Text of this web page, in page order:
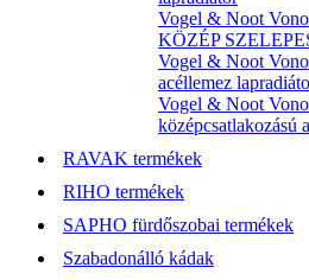
Vogel & Noot
KÖZÉP
Vogel & Noot
acéllemez
Vogel & Noot
középcsatlakozású
RAVAK termékek
RIHO termékek
SAPHO fürdőszobai termékek
Szabadonálló kádak